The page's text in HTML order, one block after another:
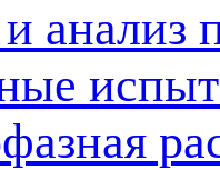
анализ